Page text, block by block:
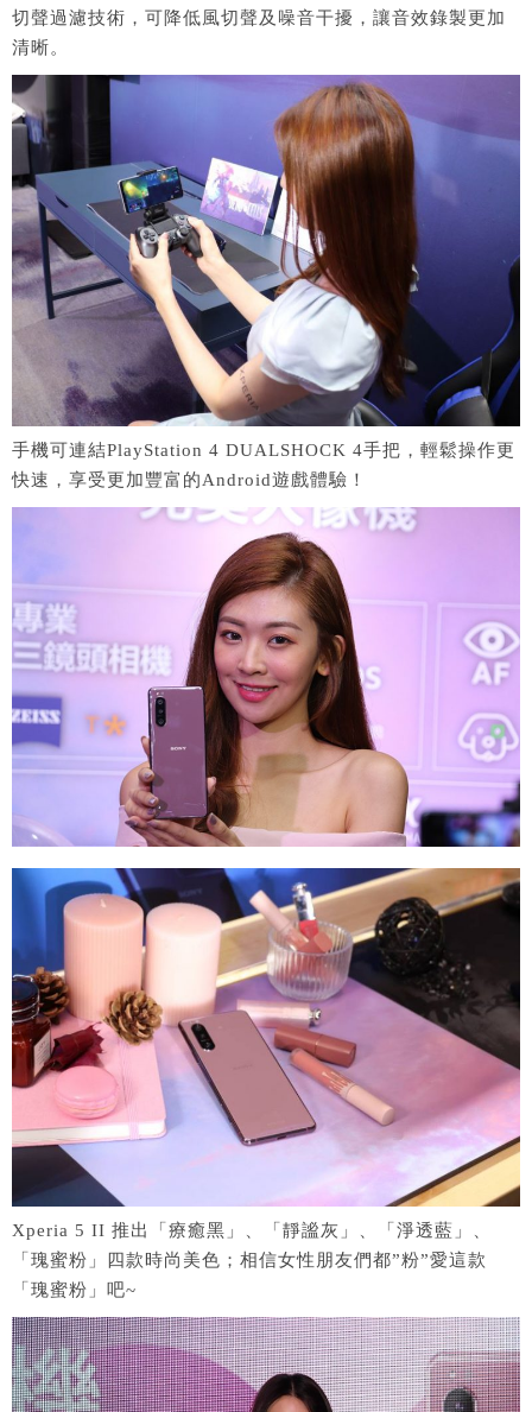
切聲過濾技術，可降低風切聲及噪音干擾，讓音效錄製更加
清晰。
手機可連結PlayStation 4 DUALSHOCK 4手把，輕鬆操作更
快速，享受更加豐富的Android遊戲體驗！
Xperia 5 II 推出「療癒黑」、「靜謐灰」、「淨透藍」、
「瑰蜜粉」四款時尚美色；相信女性朋友們都”粉”愛這款
「瑰蜜粉」吧~